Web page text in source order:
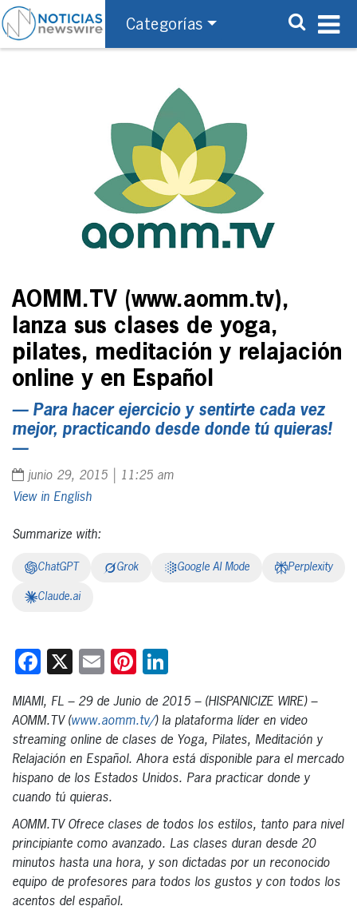
Categorías
AOMM.TV (www.aomm.tv),
lanza sus clases de yoga,
pilates, meditación y relajación
online y en Español
— Para hacer ejercicio y sentirte cada vez
mejor, practicando desde donde tú quieras!
—
junio 29, 2015 | 11:25 am
English
Summarize with:
ChatGPT Grok Google AI Mode Perplexity
Claude.ai
Facebook
X EmailPinterest
MIAMI, FL – 29 de Junio de 2015 – (HISPANICIZE WIRE) –
AOMM.TV (www.aomm.tv/) la plataforma líder en video
streaming online de clases de Yoga, Pilates, Meditación y
Relajación en Español. Ahora está disponible para el mercado
hispano de los Estados Unidos. Para practicar donde y
cuando tú quieras.
AOMM.TV Ofrece clases de todos los estilos, tanto para nivel
principiante como avanzado. Las clases duran desde 20
minutos hasta una hora, y son dictadas por un reconocido
equipo de profesores para todos los gustos y con todos los
acentos del español.